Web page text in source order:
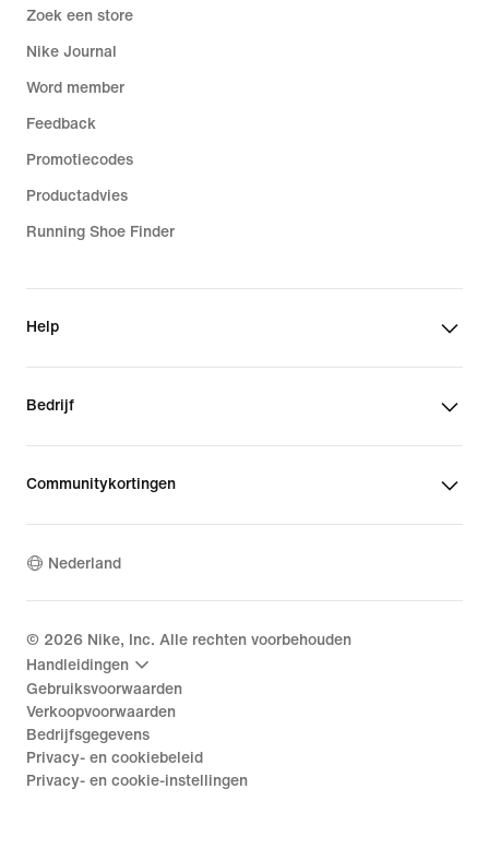
Zoek een store
Nike Journal
Word member
Feedback
Promotiecodes
Productadvies
Running Shoe Finder
Help
Bedrijf
Communitykortingen
Nederland
© 2026 Nike, Inc. Alle rechten voorbehouden
Handleidingen
Gebruiksvoorwaarden
Verkoopvoorwaarden
Bedrijfsgegevens
Privacy- en cookiebeleid
Privacy- en cookie-instellingen